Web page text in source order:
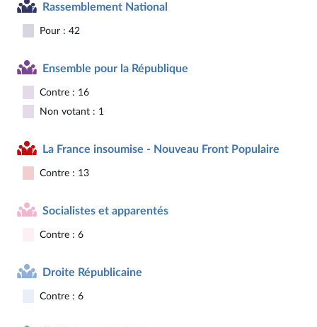
Rassemblement National
Pour : 42
Ensemble pour la République
Contre : 16
Non votant : 1
La France insoumise - Nouveau Front Populaire
Contre : 13
Socialistes et apparentés
Contre : 6
Droite Républicaine
Contre : 6